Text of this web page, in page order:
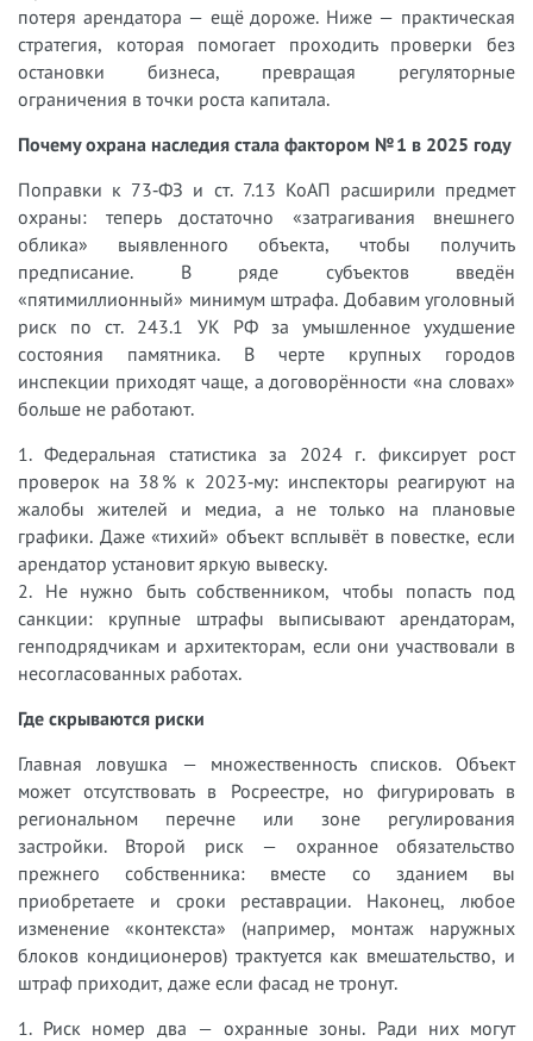
потеря арендатора — ещё дороже. Ниже — практическая
стратегия, которая помогает проходить проверки без
остановки бизнеса, превращая регуляторные
ограничения в точки роста капитала.
Почему охрана наследия стала фактором № 1 в 2025 году
Поправки к 73‑ФЗ и ст. 7.13 КоАП расширили предмет
охраны: теперь достаточно «затрагивания внешнего
облика» выявленного объекта, чтобы получить
предписание. В ряде субъектов введён
«пятимиллионный» минимум штрафа. Добавим уголовный
риск по ст. 243.1 УК РФ за умышленное ухудшение
состояния памятника. В черте крупных городов
инспекции приходят чаще, а договорённости «на словах»
больше не работают.
1. Федеральная статистика за 2024 г. фиксирует рост
проверок на 38 % к 2023‑му: инспекторы реагируют на
жалобы жителей и медиа, а не только на плановые
графики. Даже «тихий» объект всплывёт в повестке, если
арендатор установит яркую вывеску.
2. Не нужно быть собственником, чтобы попасть под
санкции: крупные штрафы выписывают арендаторам,
генподрядчикам и архитекторам, если они участвовали в
несогласованных работах.
Где скрываются риски
Главная ловушка — множественность списков. Объект
может отсутствовать в Росреестре, но фигурировать в
региональном перечне или зоне регулирования
застройки. Второй риск — охранное обязательство
прежнего собственника: вместе со зданием вы
приобретаете и сроки реставрации. Наконец, любое
изменение «контекста» (например, монтаж наружных
блоков кондиционеров) трактуется как вмешательство, и
штраф приходит, даже если фасад не тронут.
1. Риск номер два — охранные зоны. Ради них могут